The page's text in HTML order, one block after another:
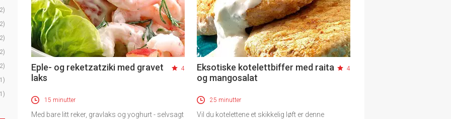
Eple- og reketzatziki med gravet
laks
4
15 minutter
Med bare litt reker, gravlaks og yoghurt - selvsagt
Eksotiske kotelettbiffer med raita
og mangosalat
4
25 minutter
Vil du kotelettene et skikkelig løft er denne